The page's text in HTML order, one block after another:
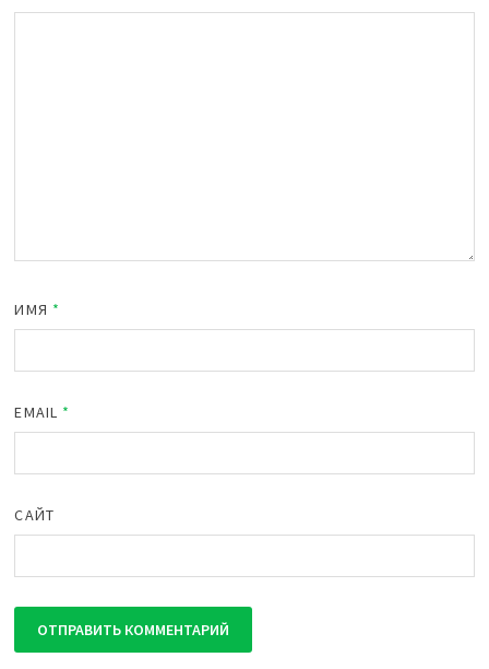
ИМЯ *
EMAIL *
САЙТ